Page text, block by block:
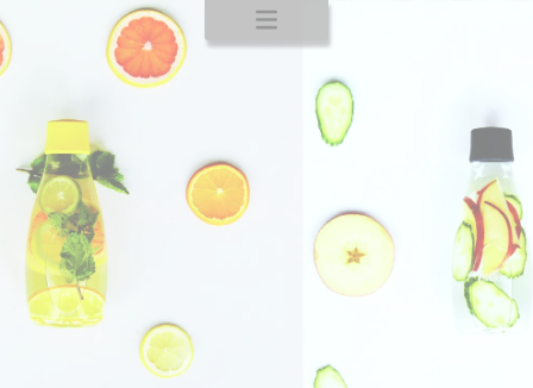
Startseite
Kontakt